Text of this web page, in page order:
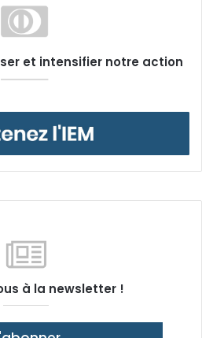
et intensifier notre action
à la newsletter !